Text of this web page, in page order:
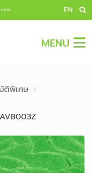
EN
MENU
ติพิเศษ